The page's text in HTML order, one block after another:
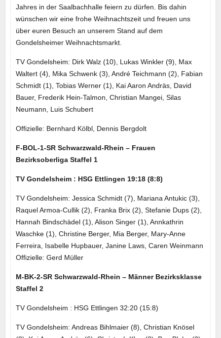
Jahres in der Saalbachhalle feiern zu dürfen. Bis dahin
wünschen wir eine frohe Weihnachtszeit und freuen uns
über euren Besuch an unserem Stand auf dem
Gondelsheimer Weihnachtsmarkt.
TV Gondelsheim: Dirk Walz (10), Lukas Winkler (9), Max
Waltert (4), Mika Schwenk (3), André Teichmann (2), Fabian
Schmidt (1), Tobias Werner (1), Kai Aaron Andräs, David
Bauer, Frederik Hein-Talmon, Christian Mangei, Silas
Neumann, Luis Schubert
Offizielle: Bernhard Kölbl, Dennis Bergdolt
F-BOL-1-SR Schwarzwald-Rhein – Frauen
Bezirksoberliga Staffel 1
TV Gondelsheim : HSG Ettlingen 19:18 (8:8)
TV Gondelsheim: Jessica Schmidt (7), Mariana Antukic (3),
Raquel Armoa-Cullik (2), Franka Brix (2), Stefanie Dups (2),
Hannah Bindschädel (1), Alison Singer (1), Annkathrin
Waschke (1), Christine Berger, Mia Berger, Mary-Anne
Ferreira, Isabelle Hupbauer, Janine Laws, Caren Weinmann
Offizielle: Gerd Müller
M-BK-2-SR Schwarzwald-Rhein – Männer Bezirksklasse
Staffel 2
TV Gondelsheim : HSG Ettlingen 32:20 (15:8)
TV Gondelsheim: Andreas Bihlmaier (8), Christian Knösel